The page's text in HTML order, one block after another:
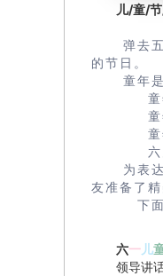
儿/童/
弹去
的节日。
童年
为表
友准备了
下
六一儿
领导讲